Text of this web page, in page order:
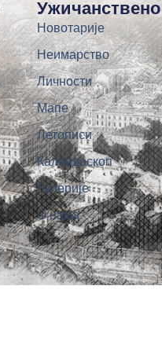
Ужичанствено
Новотарије
Неимарство
Личности
Мапе
Летописи
Калеидоскоп
Галерије
О нама